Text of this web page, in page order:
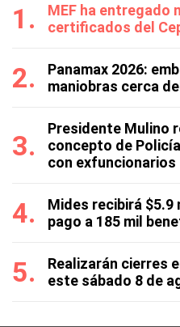
MEF ha entregado
certificados del
Panamax 2026:
maniobras cerca
Presidente Mulino
concepto de
con exfuncionarios
Mides recibirá
pago a 185 mil
Realizarán cierres
este sábado 8 de